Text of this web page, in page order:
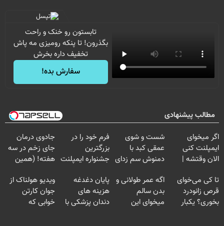
تابستون رو خنک و راحت
بگذرون! تا پنکه رومیزی مه پاش
تخفیف داره بخرش
سفارش بده!
مطالب پیشنهادی
اگر میخوای
ایمپلنت کنی
الان وقتشه |
میلیون تومان!!!
شست و شوی
عمقی کبد با
دمنوش سم زدای
فرم خود را در
بزرگترین
جشنواره ایمپلنت
فقط ۲۵ میلیون
جادوی درمان
جای زخم در سه
هفته! (همین
صحبت کنید)
تا کی می‌خوای
قرص زانودرد
بخوری؟ یکبار
اگه عمر طولانی و
بدن سالم
میخوای این
پایان دغدغه
هزینه های
دندان پزشکی با
ویدیو هولناک از
جوان کارتن
خوابی که